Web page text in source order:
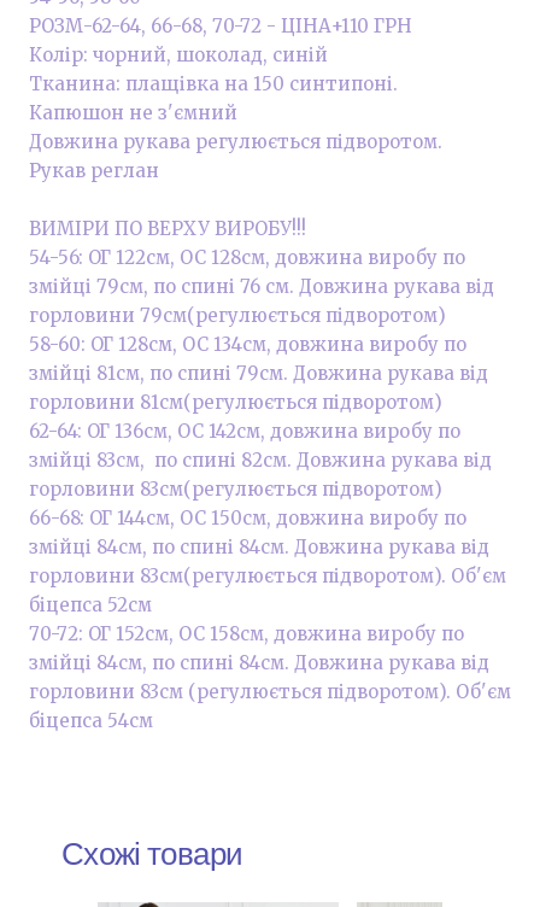
РОЗМ-62-64, 66-68, 70-72 - ЦІНА+110 ГРН
Колір: чорний, шоколад, синій
Тканина: плащівка на 150 синтипоні.
Капюшон не з'ємний
Довжина рукава регулюється підворотом.
Рукав реглан
ВИМІРИ ПО ВЕРХУ ВИРОБУ!!!
54-56: ОГ 122см, ОС 128см, довжина виробу по
змійці 79см, по спині 76 см. Довжина рукава від
горловини 79см(регулюється підворотом)
58-60: ОГ 128см, ОС 134см, довжина виробу по
змійці 81см, по спині 79см. Довжина рукава від
горловини 81см(регулюється підворотом)
62-64: ОГ 136см, ОС 142см, довжина виробу по
змійці 83см, по спині 82см. Довжина рукава від
горловини 83см(регулюється підворотом)
66-68: ОГ 144см, ОС 150см, довжина виробу по
змійці 84см, по спині 84см. Довжина рукава від
горловини 83см(регулюється підворотом). Об'єм
біцепса 52см
70-72: ОГ 152см, ОС 158см, довжина виробу по
змійці 84см, по спині 84см. Довжина рукава від
горловини 83см (регулюється підворотом). Об'єм
біцепса 54см
Схожі товари